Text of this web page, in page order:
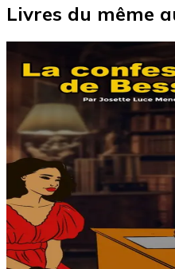
Livres du même